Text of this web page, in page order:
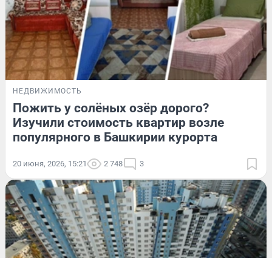
НЕДВИЖИМОСТЬ
Пожить у солёных озёр дорого?
Изучили стоимость квартир возле
популярного в Башкирии курорта
20 июня, 2026, 15:21 2 748 3